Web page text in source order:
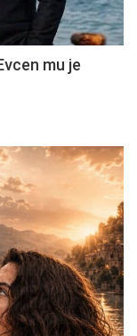
mu je